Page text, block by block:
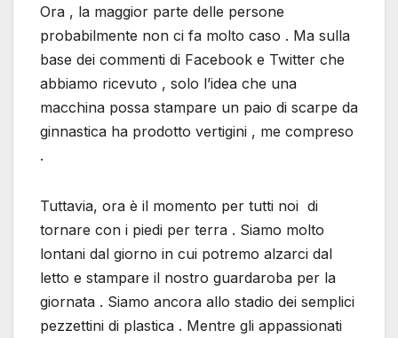
Ora , la maggior parte delle persone
probabilmente non ci fa molto caso . Ma sulla
base dei commenti di Facebook e Twitter che
abbiamo ricevuto , solo l’idea che una
macchina possa stampare un paio di scarpe da
ginnastica ha prodotto vertigini , me compreso
.
Tuttavia, ora è il momento per tutti noi di
tornare con i piedi per terra . Siamo molto
lontani dal giorno in cui potremo alzarci dal
letto e stampare il nostro guardaroba per la
giornata . Siamo ancora allo stadio dei semplici
pezzettini di plastica . Mentre gli appassionati